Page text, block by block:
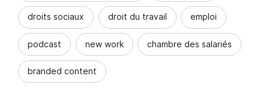
droits sociaux droit du travail emploi
podcast new work chambre des salariés
branded content